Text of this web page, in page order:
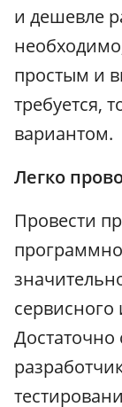
и дешевле
простым и
требуется,
вариантом.
Легко
Провести
Достаточно